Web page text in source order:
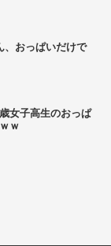
、おっぱいだけで
女子高生のおっぱ
ｗ